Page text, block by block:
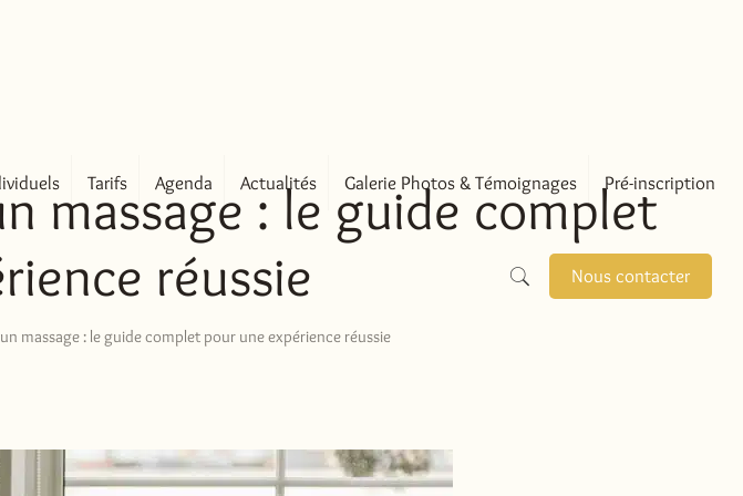
Tarifs Agenda Actualités Galerie Photos & Témoignages Pré-inscription
Nous contacter
massage : le guide complet
réussie
massage : le guide complet pour une expérience réussie